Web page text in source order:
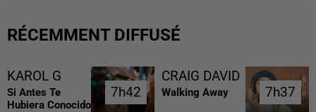
RÉCEMMENT DIFFUSÉ
KAROL G
Si Antes Te
Hubiera Conocido
7h42
7h42
CRAIG DAVID
Walking Away 7h37
7h37